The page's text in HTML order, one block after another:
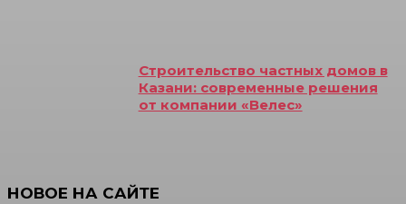
Строительство частных домов в
Казани: современные решения
от компании «Велес»
НОВОЕ НА САЙТЕ